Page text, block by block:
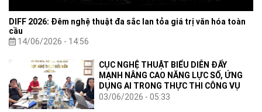
DIFF 2026: Đêm nghệ thuật đa sắc lan tỏa giá trị văn hóa toàn
cầu
14/06/2026 - 14:56
CỤC NGHỆ THUẬT BIỂU DIỄN ĐẨY
MẠNH NÂNG CAO NĂNG LỰC SỐ, ỨNG
DỤNG AI TRONG THỰC THI CÔNG VỤ
03/06/2026 - 05:33